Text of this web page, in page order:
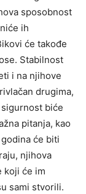
sposobnost
ih
će takođe
Stabilnost
i na njihove
drugima,
biće
pitanja, kao
će biti
njihova
koji će im
sami stvorili.